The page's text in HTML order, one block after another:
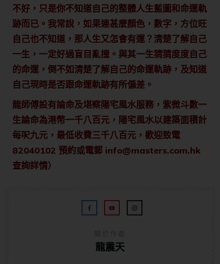
不好，只是你不知道自己的整體人生藍圖和命運軌
跡而已。我常說，如果連甚麼顏色，數字，方位旺
自己也不知道，那人生又怎會有運？清楚了解自己
一生，一定好過盲目亂撞。與其一生猜猜度度自己
的命運，倒不如清楚了解自己的命運軌跡，及知道
自己現時是否跟命運軌跡有所偏差。
龍師傅設有論命及堪察陽宅風水服務，紫微斗數一
生論命為港幣一千八百元，陽宅風水以建築面積計
每呎九元，最低收費三千八百元，歡迎致電
82040102 預約或電郵 info@masters.com.hk
查詢詳情）
龍震天